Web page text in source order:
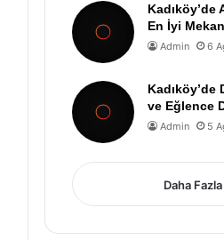
Kadıköy’de
En İyi
Admin 6
Kadıköy’de
ve Eğlence
Admin 5
Daha